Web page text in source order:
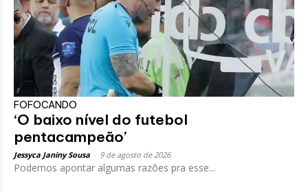
FOFOCANDO
‘O baixo nível do futebol
pentacampeão’
Jessyca Janiny Sousa 9 de agosto de 2026
Podemos apontar algumas razões pra esse...